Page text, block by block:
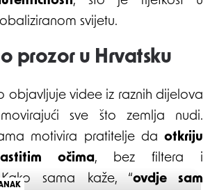
svijetu.
prozor u Hrvatsku
objavljuje videe iz raznih dijelova
sve što zemlja nudi.
motivira pratitelje da otkriju
očima, bez filtera i
Kako sama kaže, “ovdje sam